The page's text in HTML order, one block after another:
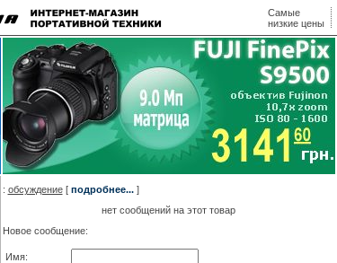
Самые
низкие цены
: обсуждение[ подробнее...]
нет сообщений на этот товар
Новое сообщение:
Имя: